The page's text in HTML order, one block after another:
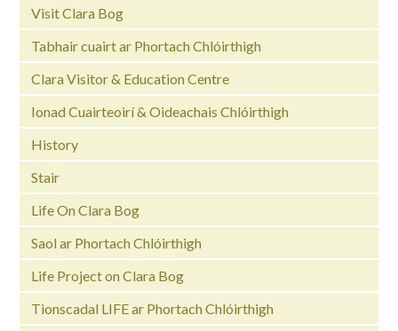
Visit Clara Bog
Tabhair cuairt ar Phortach Chlóirthigh
Clara Visitor & Education Centre
Ionad Cuairteoirí & Oideachais Chlóirthigh
History
Stair
Life On Clara Bog
Saol ar Phortach Chlóirthigh
Life Project on Clara Bog
Tionscadal LIFE ar Phortach Chlóirthigh